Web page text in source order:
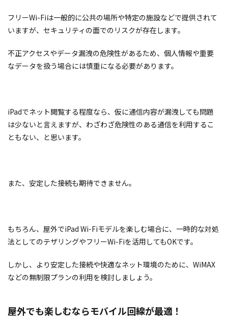
フリーWi-Fiは一般的に公共の場所や特定の施設などで提供されて
いますが、セキュリティの面でのリスクが存在します。
不正アクセスやデータ漏洩の危険性があるため、個人情報や重要
なデータを扱う場合には慎重になる必要があります。
iPadでネット閲覧する程度なら、仮に通信内容が漏洩しても問題
は少ないと言えますが、わざわざ危険性のある通信を利用するこ
ともない、と思います。
また、安定した接続も期待できません。
もちろん、屋外でiPad Wi-Fiモデルを楽しむ場合に、一時的な対処
法としてのテザリングやフリーWi-Fiを活用してもOKです。
しかし、より安定した接続や快適なネット環境のために、WiMAX
などの無制限プランの利用を検討しましょう。
屋外でも楽しむならモバイル回線が最適！